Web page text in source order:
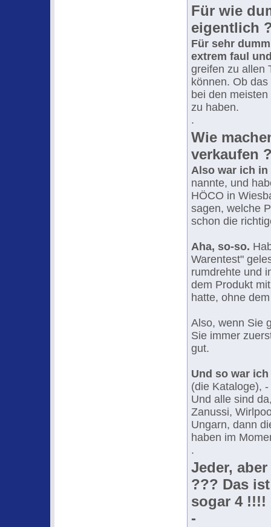
Für wie
eigentlich
Für sehr
extrem faul
greifen zu allen
können. Ob
bei den
zu haben.
.
Wie
verkaufen
Also war ich in
nannte, und
HÖCO in
sagen, welche
schon die
Aha, so-so.
Warentest"
rumdrehte und
dem Produkt
hatte, ohne
Also, wenn Sie
Sie immer
gut.
Und so war
(die Kataloge),
Und alle sind
Zanussi,
Ungarn, dann
haben im
.
Jeder,
??? Das
sogar 4 !!!!
-